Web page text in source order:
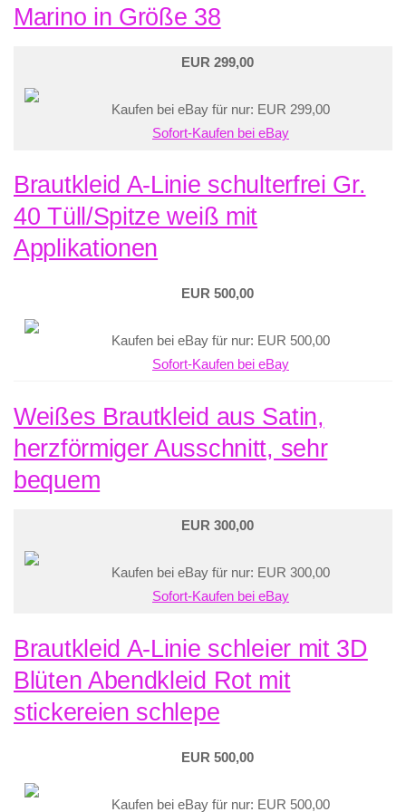
Marino in Größe 38
EUR 299,00
Kaufen bei eBay für nur: EUR 299,00
Sofort-Kaufen bei eBay
Brautkleid A-Linie schulterfrei Gr.
40 Tüll/Spitze weiß mit
Applikationen
EUR 500,00
Kaufen bei eBay für nur: EUR 500,00
Sofort-Kaufen bei eBay
Weißes Brautkleid aus Satin,
herzförmiger Ausschnitt, sehr
bequem
EUR 300,00
Kaufen bei eBay für nur: EUR 300,00
Sofort-Kaufen bei eBay
Brautkleid A-Linie schleier mit 3D
Blüten Abendkleid Rot mit
stickereien schlepe
EUR 500,00
Kaufen bei eBay für nur: EUR 500,00